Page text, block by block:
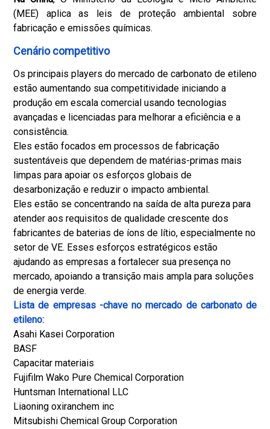
(MEE) aplica as leis de proteção ambiental sobre
fabricação e emissões químicas.
Cenário competitivo
Os principais players do mercado de carbonato de etileno
estão aumentando sua competitividade iniciando a
produção em escala comercial usando tecnologias
avançadas e licenciadas para melhorar a eficiência e a
consistência.
Eles estão focados em processos de fabricação
sustentáveis que dependem de matérias-primas mais
limpas para apoiar os esforços globais de
desarbonização e reduzir o impacto ambiental.
Eles estão se concentrando na saída de alta pureza para
atender aos requisitos de qualidade crescente dos
fabricantes de baterias de íons de lítio, especialmente no
setor de VE. Esses esforços estratégicos estão
ajudando as empresas a fortalecer sua presença no
mercado, apoiando a transição mais ampla para soluções
de energia verde.
Lista de empresas -chave no mercado de carbonato de
etileno:
Asahi Kasei Corporation
BASF
Capacitar materiais
Fujifilm Wako Pure Chemical Corporation
Huntsman International LLC
Liaoning oxiranchem inc
Mitsubishi Chemical Group Corporation